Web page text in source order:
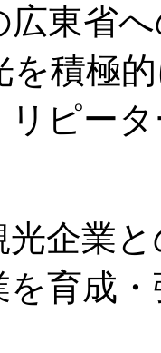
東省
を積極
リピー
光企業
育成